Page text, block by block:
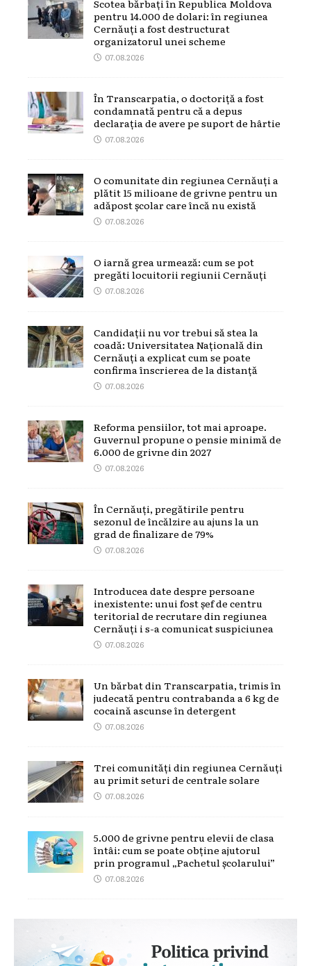
Scotea bărbați în Republica Moldova
pentru 14.000 de dolari: în regiunea
Cernăuți a fost destructurat
organizatorul unei scheme
07.08.2026
În Transcarpatia, o doctoriță a fost
condamnată pentru că a depus
declarația de avere pe suport de hârtie
07.08.2026
O comunitate din regiunea Cernăuți a
plătit 15 milioane de grivne pentru un
adăpost școlar care încă nu există
07.08.2026
O iarnă grea urmează: cum se pot
pregăti locuitorii regiunii Cernăuți
07.08.2026
Candidații nu vor trebui să stea la
coadă: Universitatea Națională din
Cernăuți a explicat cum se poate
confirma înscrierea de la distanță
07.08.2026
Reforma pensiilor, tot mai aproape.
Guvernul propune o pensie minimă de
6.000 de grivne din 2027
07.08.2026
În Cernăuți, pregătirile pentru
sezonul de încălzire au ajuns la un
grad de finalizare de 79%
07.08.2026
Introducea date despre persoane
inexistente: unui fost șef de centru
teritorial de recrutare din regiunea
Cernăuți i s-a comunicat suspiciunea
07.08.2026
Un bărbat din Transcarpatia, trimis în
judecată pentru contrabanda a 6 kg de
cocaină ascunse în detergent
07.08.2026
Trei comunități din regiunea Cernăuți
au primit seturi de centrale solare
07.08.2026
5.000 de grivne pentru elevii de clasa
întâi: cum se poate obține ajutorul
prin programul „Pachetul școlarului”
07.08.2026